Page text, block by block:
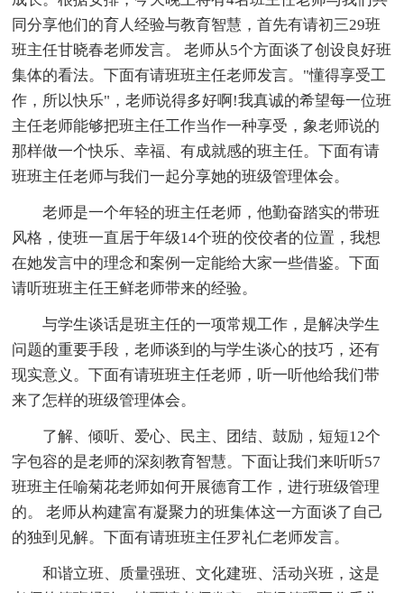
同分享他们的育人经验与教育智慧，首先有请初三29班
班主任甘晓春老师发言。 老师从5个方面谈了创设良好班
集体的看法。下面有请班班主任老师发言。"懂得享受工
作，所以快乐"，老师说得多好啊!我真诚的希望每一位班
主任老师能够把班主任工作当作一种享受，象老师说的
那样做一个快乐、幸福、有成就感的班主任。下面有请
班班主任老师与我们一起分享她的班级管理体会。
老师是一个年轻的班主任老师，他勤奋踏实的带班
风格，使班一直居于年级14个班的佼佼者的位置，我想
在她发言中的理念和案例一定能给大家一些借鉴。下面
请听班班主任王鲜老师带来的经验。
与学生谈话是班主任的一项常规工作，是解决学生
问题的重要手段，老师谈到的与学生谈心的技巧，还有
现实意义。下面有请班班主任老师，听一听他给我们带
来了怎样的班级管理体会。
了解、倾听、爱心、民主、团结、鼓励，短短12个
字包容的是老师的深刻教育智慧。下面让我们来听听57
班班主任喻菊花老师如何开展德育工作，进行班级管理
的。 老师从构建富有凝聚力的班集体这一方面谈了自己
的独到见解。下面有请班班主任罗礼仁老师发言。
和谐立班、质量强班、文化建班、活动兴班，这是